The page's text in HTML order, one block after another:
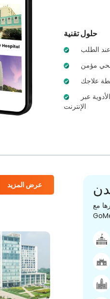
حلول تقنية
الطلب
مؤمن
علاجك
الإنترنت
عرض المزيد
مع